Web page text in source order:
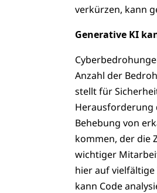
verkürzen, kann
Generative KI
Anzahl der
stellt für
Herausforderung
Behebung von
kommen, der die
wichtiger
hier auf vielfältige
kann Code